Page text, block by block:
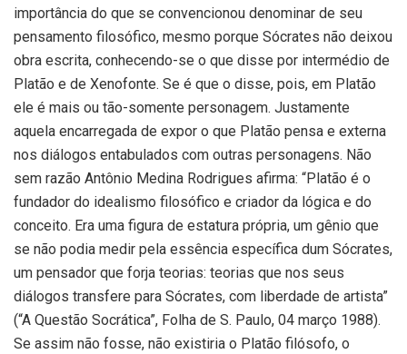
importância do que se convencionou denominar de seu
pensamento filosófico, mesmo porque Sócrates não deixou
obra escrita, conhecendo-se o que disse por intermédio de
Platão e de Xenofonte. Se é que o disse, pois, em Platão
ele é mais ou tão-somente personagem. Justamente
aquela encarregada de expor o que Platão pensa e externa
nos diálogos entabulados com outras personagens. Não
sem razão Antônio Medina Rodrigues afirma: “Platão é o
fundador do idealismo filosófico e criador da lógica e do
conceito. Era uma figura de estatura própria, um gênio que
se não podia medir pela essência específica dum Sócrates,
um pensador que forja teorias: teorias que nos seus
diálogos transfere para Sócrates, com liberdade de artista”
(“A Questão Socrática”, Folha de S. Paulo, 04 março 1988).
Se assim não fosse, não existiria o Platão filósofo, o